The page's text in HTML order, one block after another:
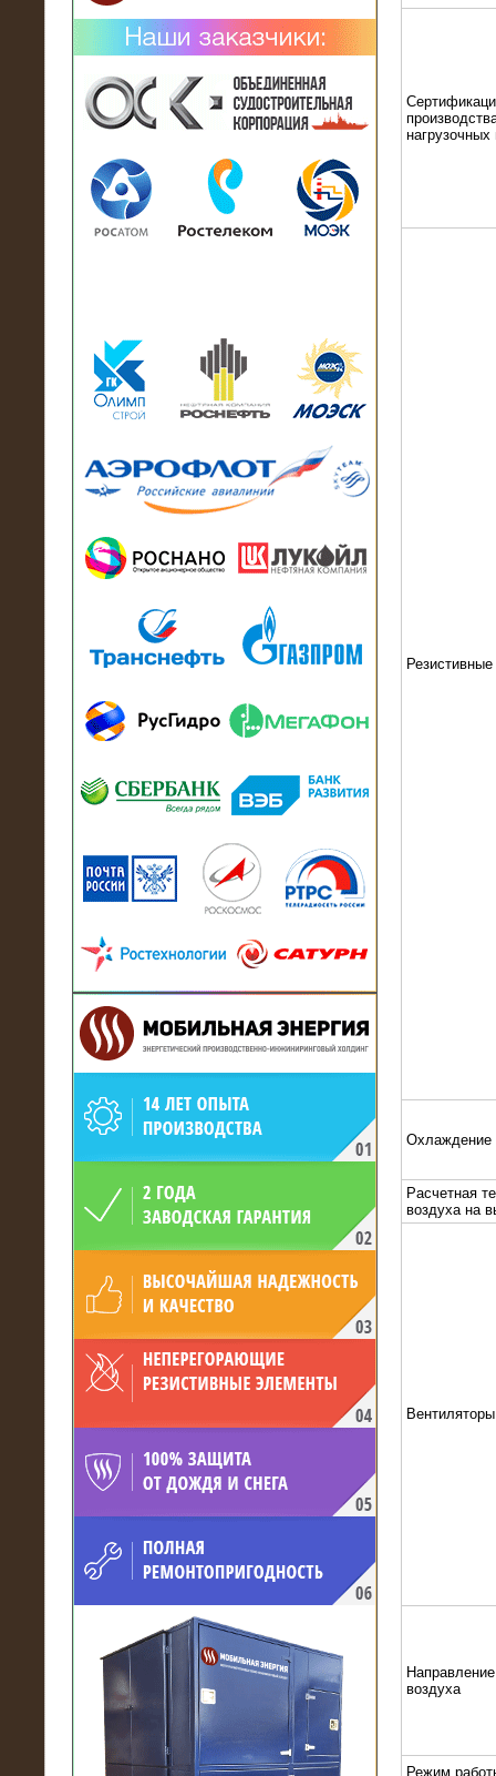
02.02.2019
Нагрузочный комплекс 26 МВт (10
кВ) поставлен в аренду на
13.07.2018
модуль в контейнере 2700 кВА на
Балтийский завод
Активно-реактивные нагрузочные
модули 15 МВт (21,5 МВА) На Кубок
конфедераций
произведён высоковольтный
нагрузочный комплекс 24 МВт с
напряжением 6/10 кВ
15.04.2017
Нагрузочный комплекс 16 МВт с
Охлаждение
Расчетная
воздуха на
Вентиляторы
воздуха
Режим